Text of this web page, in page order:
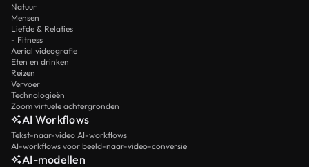
Natuur
Mensen
Liefde & Relaties
- Fitness
Aerial videografie
Eten en drinken
Reizen
Vervoer
Technologieën
Zoom virtuele achtergronden
AI Workflows
Tekst-naar-video AI-workflows
AI-workflows voor beeld-naar-video-conversie
AI-modellen